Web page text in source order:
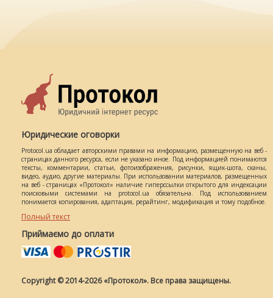
Юридические оговорки
Protocol.ua обладает авторскими правами на информацию, размещенную на веб -
страницах данного ресурса, если не указано иное. Под информацией понимаются
тексты, комментарии, статьи, фотоизображения, рисунки, ящик-шота, сканы,
видео, аудио, другие материалы. При использовании материалов, размещенных
на веб - страницах «Протокол» наличие гиперссылки открытого для индексации
поисковыми системами на protocol.ua обязательна. Под использованием
понимается копирования, адаптация, рерайтинг, модификация и тому подобное.
Полный текст
Приймаємо до оплати
Copyright © 2014-2026 «Протокол». Все права защищены.